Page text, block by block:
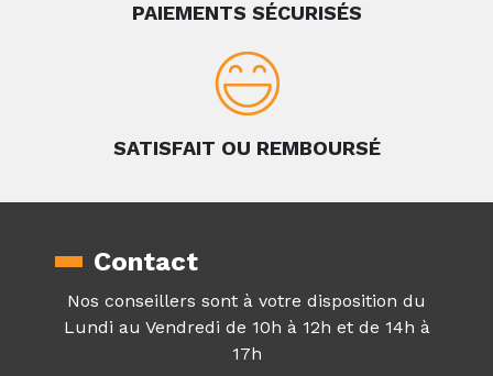
PAIEMENTS SÉCURISÉS
SATISFAIT OU REMBOURSÉ
Contact
Nos conseillers sont à votre disposition du
Lundi au Vendredi de 10h à 12h et de 14h à
17h